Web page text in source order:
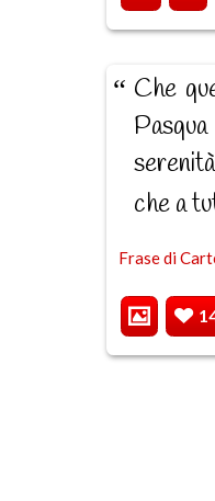
Che
che a
Frase di